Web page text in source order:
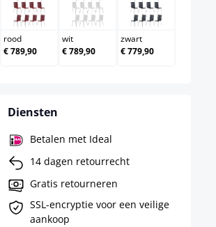
rood
rood
€ 789,90
wit
wit
€ 789,90
zwart
zwart
€ 779,90
Diensten
Betalen met Ideal
14 dagen retourrecht
Gratis retourneren
SSL-encryptie voor een veilige
aankoop